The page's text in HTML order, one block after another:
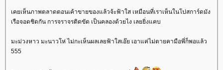
เคยเห็นภาพตลาดตอนเค้าขายของแล้วจ้ะฟ้าใส เหมือนที่เราเห็นในโปสการ์ดมัง
เรือจอดชิดกัน การจราจรติดขัด เป็นคลองด้วยไง เลยยิ่งแคบ
มะม่วงหาว มะนาวโห่ ไม่กะเห็นผลเลยฟ้าใสเอ๊ย เอาแค่ไม่ตายคามือพี่ก็พอแล้ว
555